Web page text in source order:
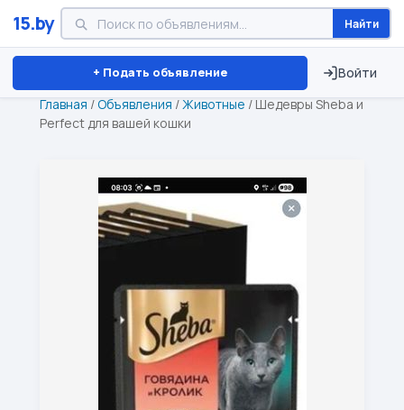
15.by Найти
+ Подать объявление Войти
Минск Витебск Брест ⏱ ТОЛЬКО 15 ДНЕЙ
Главная /Объявления /Животные / Шедевры Sheba и
Perfect для вашей кошки